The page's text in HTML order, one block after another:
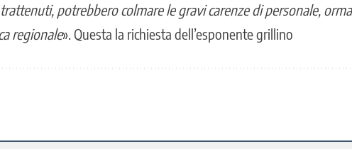
potrebbero colmare le gravi carenze di personale,
regionale». Questa la richiesta dell’esponente grillino